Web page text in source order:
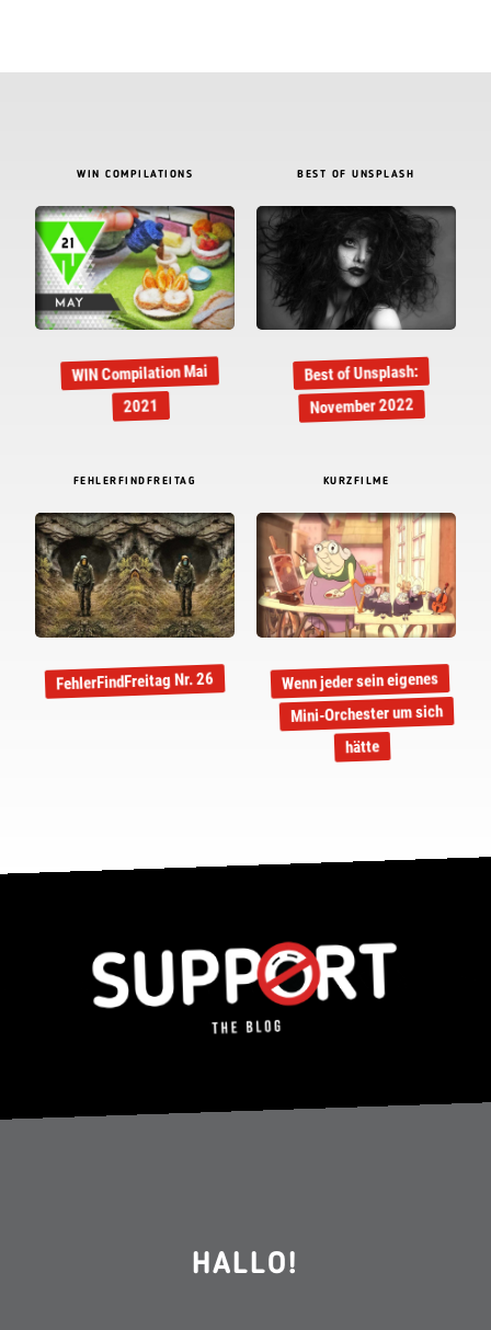
WIN COMPILATIONS
WIN Compilation Mai
2021
BEST OF UNSPLASH
Best of Unsplash:
November 2022
FEHLERFINDFREITAG
FehlerFindFreitag Nr. 26
KURZFILME
Wenn jeder sein eigenes
Mini-Orchester um sich
hätte
HALLO!